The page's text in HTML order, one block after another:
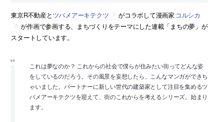
東京R不動産と ツバメアーキテクツ がコラボして漫画家 コルシカ
が作画で参画する、まちづくりをテーマにした連載「まちの夢」が
スタートしています。
これは夢なのか？ これからの社会で僕らが住みたい街ってどんな姿
をしているのだろう。その風景を妄想したら、こんなマンガができち
ゃいました。パートナーに新しい世代の建築家として注目を集めるツ
バメアーキテクツを迎えて、街のこれからを考えるシリーズ。始まり
ます。